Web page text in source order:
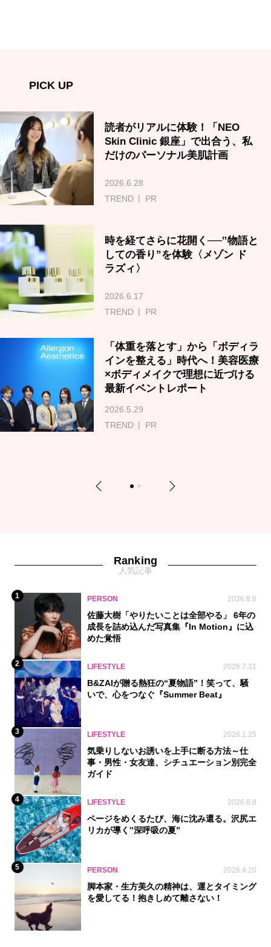
PICK UP
読者がリアルに体験！「NEO
Skin Clinic 銀座」で出合う、私
だけのパーソナル美肌計画
2026.6.28
TREND
PR
時を経てさらに花開く──‟物語と
しての香り”を体験〈メゾン ド
ラズィ〉
2026.6.17
TREND
PR
「体重を落とす」から「ボディラ
インを整える」時代へ！美容医療
×ボディメイクで理想に近づける
最新イベントレポート
2026.5.29
TREND
PR
Previous 1 2 Next
Ranking
人気記事
1 PERSON 2026.8.6
佐藤大樹「やりたいことは全部やる」 6年の
成長を詰め込んだ写真集『In Motion』に込
めた覚悟
2 LIFESTYLE 2026.7.31
B&ZAIが贈る熱狂の“夏物語”！笑って、騒
いで、心をつなぐ『Summer Beat』
3 LIFESTYLE 2026.1.25
気乗りしないお誘いを上手に断る方法～仕
事・男性・女友達、シチュエーション別完全
ガイド
4 LIFESTYLE 2026.8.8
ページをめくるたび、海に沈み還る。沢尻エ
リカが導く‟深呼吸の夏”
5 PERSON 2026.4.20
脚本家・生方美久の精神は、運とタイミング
を愛してる！抱きしめて離さない！